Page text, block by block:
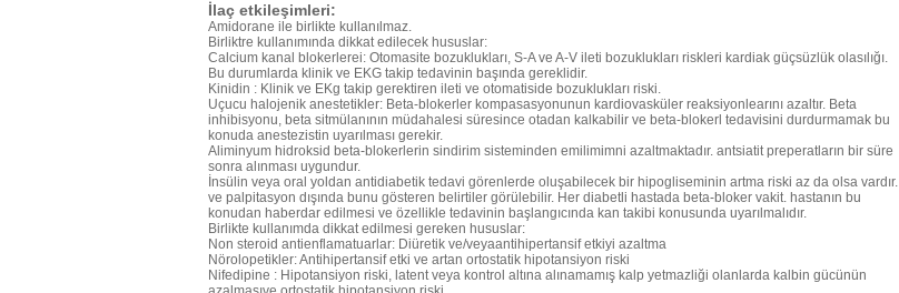
İlaç etkileşimleri:
Amidorane ile birlikte kullanılmaz.
Birliktre kullanımında dikkat edilecek hususlar:
Calcium kanal blokerlerei: Otomasite bozuklukları, S-A ve A-V ileti bozuklukları riskleri kardiak güçsüzlük olasılığı.
Bu durumlarda klinik ve EKG takip tedavinin başında gereklidir.
Kinidin : Klinik ve EKg takip gerektiren ileti ve otomatiside bozuklukları riski.
Uçucu halojenik anestetikler: Beta-blokerler kompasasyonunun kardiovasküler reaksiyonlearını azaltır. Beta
inhibisyonu, beta sitmülanının müdahalesi süresince otadan kalkabilir ve beta-blokerl tedavisini durdurmamak bu
konuda anestezistin uyarılması gerekir.
Aliminyum hidroksid beta-blokerlerin sindirim sisteminden emilimimni azaltmaktadır. antsiatit preperatların bir süre
sonra alınması uygundur.
İnsülin veya oral yoldan antidiabetik tedavi görenlerde oluşabilecek bir hipogliseminin artma riski az da olsa vardır.
ve palpitasyon dışında bunu gösteren belirtiler görülebilir. Her diabetli hastada beta-bloker vakit. hastanın bu
konudan haberdar edilmesi ve özellikle tedavinin başlangıcında kan takibi konusunda uyarılmalıdır.
Birlikte kullanımda dikkat edilmesi gereken hususlar:
Non steroid antienflamatuarlar: Diüretik ve/veyaantihipertansif etkiyi azaltma
Nörolopetikler: Antihipertansif etki ve artan ortostatik hipotansiyon riski
Nifedipine : Hipotansiyon riski, latent veya kontrol altına alınamamış kalp yetmazliği olanlarda kalbin gücünün